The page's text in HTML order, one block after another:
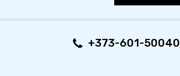
+373-601-50040